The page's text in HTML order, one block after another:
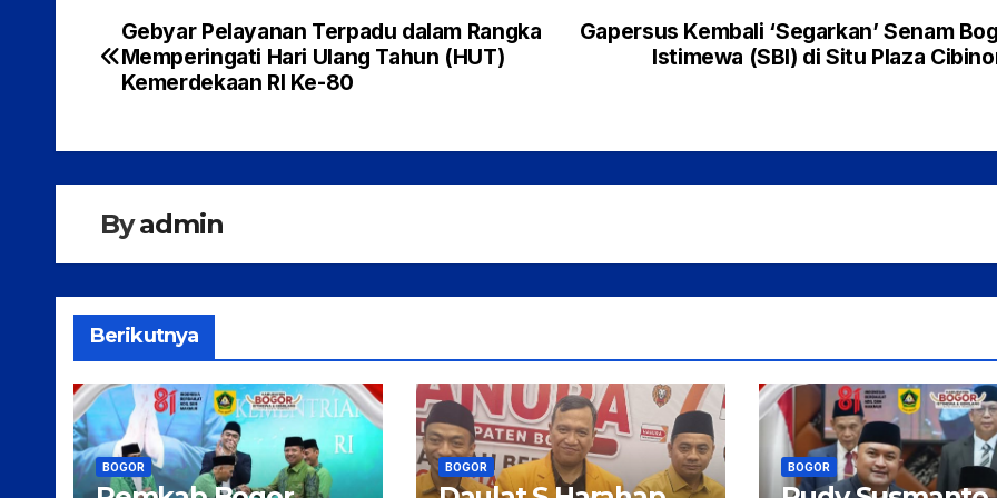
c
e
o
o
k
itt
er
at
s
p
p
ar
e
Navigasi
pos
Gapersus Kembali ‘Segarkan’ Senam
Istimewa (SBI) di Situ Plaza
Gebyar Pelayanan Terpadu dalam Rangka
Memperingati Hari Ulang Tahun (HUT)
Kemerdekaan RI Ke-80
Byadmin
Berikutnya
BOGOR BOGOR BOGOR
/
N